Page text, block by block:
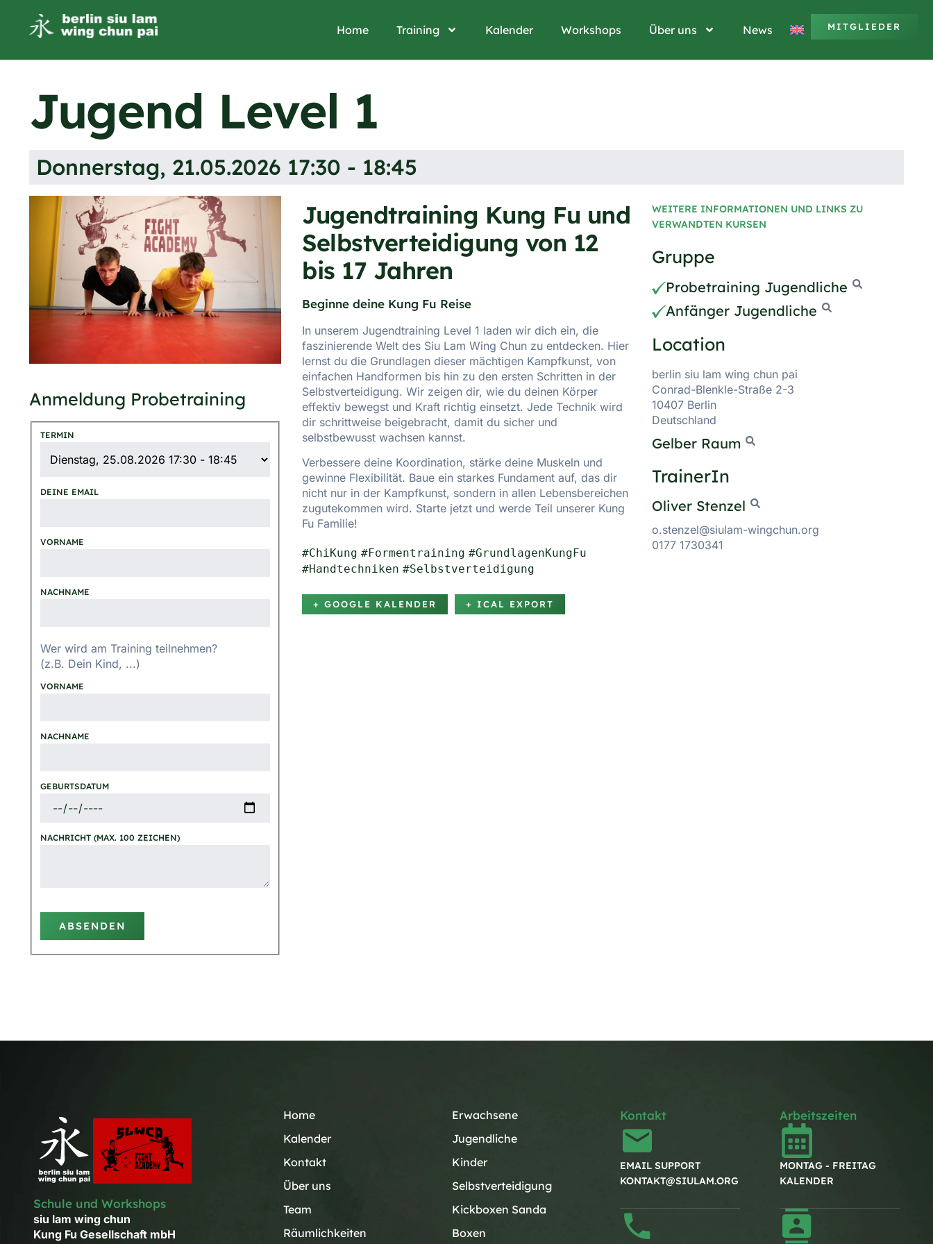
Home Training Kalender Workshops Über uns News MITGLIEDER
Jugend Level 1
Donnerstag, 21.05.2026 17:30 - 18:45
Anmeldung Probetraining
TERMIN
DEINE EMAIL
VORNAME
NACHNAME
Wer wird am Training teilnehmen?
(z.B. Dein Kind, ...)
VORNAME
NACHNAME
GEBURTSDATUM
NACHRICHT (MAX. 100 ZEICHEN)
ABSENDEN
Jugendtraining Kung Fu und
Selbstverteidigung von 12
bis 17 Jahren
Beginne deine Kung Fu Reise
In unserem Jugendtraining Level 1 laden wir dich ein, die
faszinierende Welt des Siu Lam Wing Chun zu entdecken. Hier
lernst du die Grundlagen dieser mächtigen Kampfkunst, von
einfachen Handformen bis hin zu den ersten Schritten in der
Selbstverteidigung. Wir zeigen dir, wie du deinen Körper
effektiv bewegst und Kraft richtig einsetzt. Jede Technik wird
dir schrittweise beigebracht, damit du sicher und
selbstbewusst wachsen kannst.
Verbessere deine Koordination, stärke deine Muskeln und
gewinne Flexibilität. Baue ein starkes Fundament auf, das dir
nicht nur in der Kampfkunst, sondern in allen Lebensbereichen
zugutekommen wird. Starte jetzt und werde Teil unserer Kung
Fu Familie!
#ChiKung #Formentraining #GrundlagenKungFu
#Handtechniken #Selbstverteidigung
+ GOOGLE KALENDER + ICAL EXPORT
WEITERE INFORMATIONEN UND LINKS ZU
VERWANDTEN KURSEN
Gruppe
Probetraining Jugendliche
Anfänger Jugendliche
Location
berlin siu lam wing chun pai
Conrad-Blenkle-Straße 2-3
10407 Berlin
Deutschland
Gelber Raum
TrainerIn
Oliver Stenzel
o.stenzel@siulam-wingchun.org
0177 1730341
Schule und Workshops
siu lam wing chun
Kung Fu Gesellschaft mbH
Home
Kalender
Kontakt
Über uns
Team
Räumlichkeiten
Erwachsene
Jugendliche
Kinder
Selbstverteidigung
Kickboxen Sanda
Boxen
Kontakt
EMAIL SUPPORT
KONTAKT@SIULAM.ORG
Arbeitszeiten
MONTAG - FREITAG
KALENDER